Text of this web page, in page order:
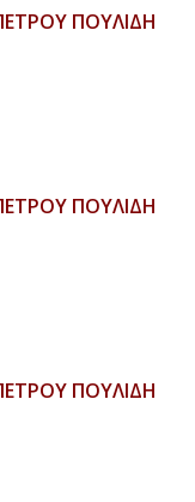
ΠΟΥΛΙΔΗ
ΠΟΥΛΙΔΗ
ΠΟΥΛΙΔΗ